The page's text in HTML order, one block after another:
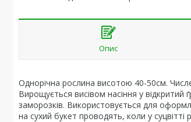
Опис
Однорічна рослина висотою 40-50см.
Вирощується висівом насіння у відкритий
заморозків. Використовується для
на сухий букет проводять, коли у суцвітті